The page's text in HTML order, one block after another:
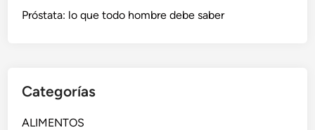
Próstata: lo que todo hombre debe saber
Categorías
ALIMENTOS